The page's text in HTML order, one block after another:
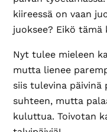
kiireessä on vaan
juoksee? Eikö
Nyt tulee mieleen
mutta lienee
siis tulevina päivinä
suhteen, mutta
kuluttua. Toivotan